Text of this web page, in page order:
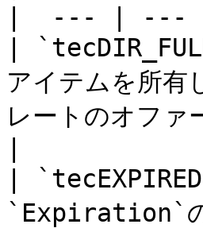
|  --- | --- |
|
アイテムを所有
レートのオファ
|
`Expiration`の